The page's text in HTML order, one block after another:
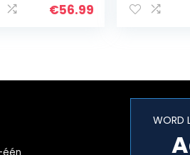
bamboe,
€56.99
WORD